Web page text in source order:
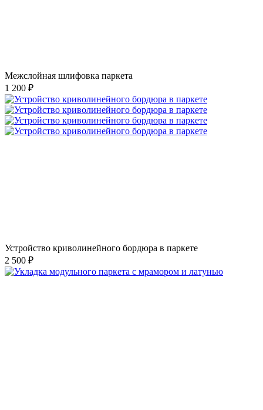
Межслойная шлифовка паркета
1 200 ₽
Устройство криволинейного бордюра в паркете
2 500 ₽